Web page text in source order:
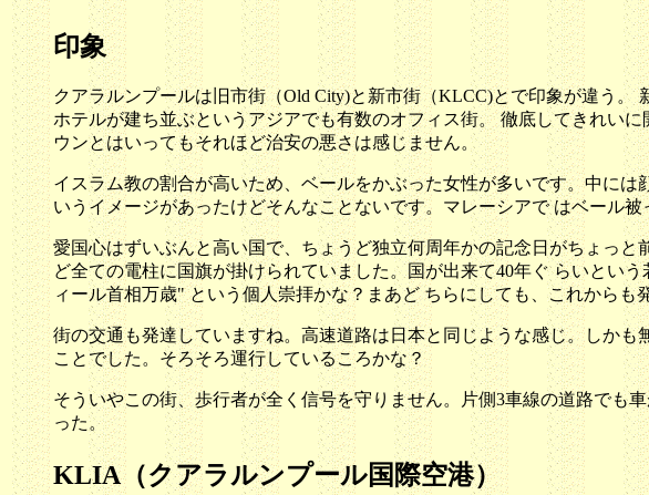
印象
クアラルンプールは旧市街（Old City)と新市街（KLCC)とで印象が違う
ホテルが建ち並ぶというアジアでも有数のオフィス街。 徹底してきれい
ウンとはいってもそれほど治安の悪さは感じません。
イスラム教の割合が高いため、ベールをかぶった女性が多いです。中に
いうイメージがあったけどそんなことないです。マレーシアで はベール
愛国心はずいぶんと高い国で、ちょうど独立何周年かの記念日がちょっ
ど全ての電柱に国旗が掛けられていました。国が出来て40年ぐ らいとい
ィール首相万歳" という個人崇拝かな？まあど ちらにしても、これから
街の交通も発達していますね。高速道路は日本と同じような感じ。しか
ことでした。そろそろ運行しているころかな？
そういやこの街、歩行者が全く信号を守りません。片側3車線の道路でも
った。
KLIA（クアラルンプール国際空港）